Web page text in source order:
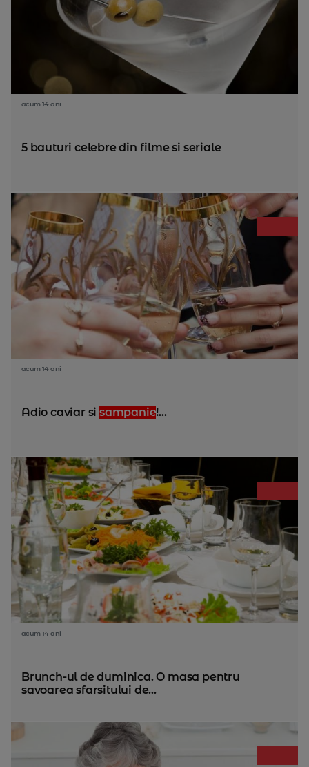
acum 14 ani
5 bauturi celebre din filme si seriale
acum 14 ani
Adio caviar sisampanie!...
acum 14 ani
Brunch-ul de duminica. O masa pentru
savoarea sfarsitului de...